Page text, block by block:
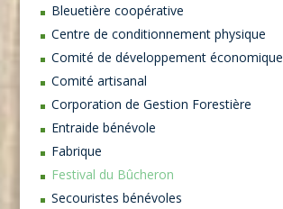
Bleuetière coopérative
Centre de conditionnement physique
Comité de développement économique
Comité artisanal
Corporation de Gestion Forestière
Entraide bénévole
Fabrique
Festival du Bûcheron
Secouristes bénévoles